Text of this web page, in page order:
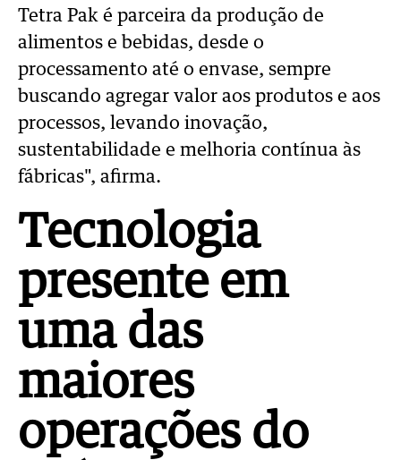
Tetra Pak é parceira da produção de
alimentos e bebidas, desde o
processamento até o envase, sempre
buscando agregar valor aos produtos e aos
processos, levando inovação,
sustentabilidade e melhoria contínua às
fábricas", afirma.
Tecnologia
presente em
uma das
maiores
operações do